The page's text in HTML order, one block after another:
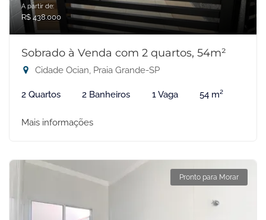
A partir de:
R$ 438.000
Sobrado à Venda com 2 quartos, 54m²
Cidade Ocian, Praia Grande-SP
2 Quartos 2 Banheiros 1 Vaga 54 m²
Mais informações
Pronto para Morar